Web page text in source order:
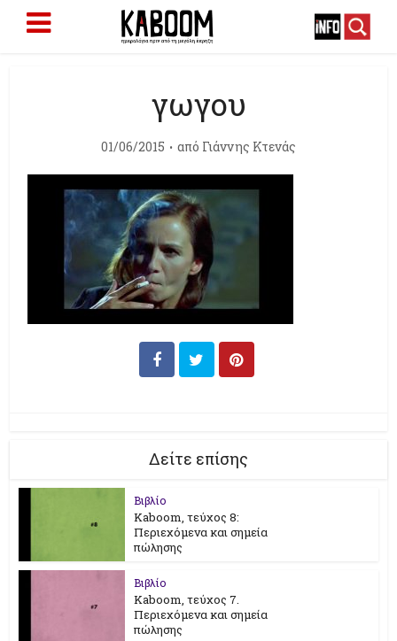
γωγου
01/06/2015 από Γιάννης Κτενάς
Δείτε επίσης
Βιβλίο
Kaboom, τεύχος 8:
Περιεχόμενα και σημεία
πώλησης
Βιβλίο
Kaboom, τεύχος 7.
Περιεχόμενα και σημεία
πώλησης